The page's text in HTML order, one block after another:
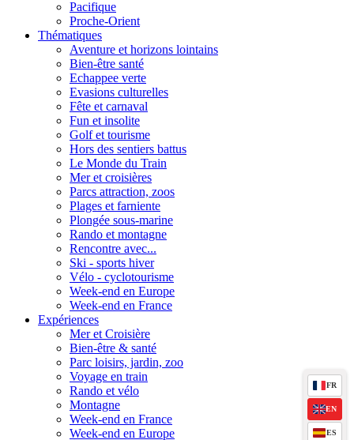
Pacifique
Proche-Orient
Thématiques
Aventure et horizons lointains
Bien-être santé
Echappee verte
Evasions culturelles
Fête et carnaval
Fun et insolite
Golf et tourisme
Hors des sentiers battus
Le Monde du Train
Mer et croisières
Parcs attraction, zoos
Plages et farniente
Plongée sous-marine
Rando et montagne
Rencontre avec...
Ski - sports hiver
Vélo - cyclotourisme
Week-end en Europe
Week-end en France
Expériences
Mer et Croisière
Bien-être & santé
Parc loisirs, jardin, zoo
Voyage en train
Rando et vélo
Montagne
Week-end en France
Week-end en Europe
FR
EN
ES